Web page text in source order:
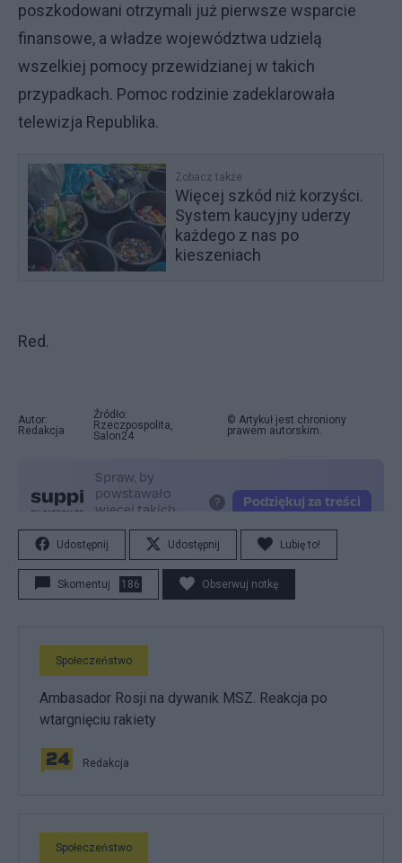
poszkodowani otrzymali już pierwsze wsparcie
finansowe, a władze województwa udzielą
wszelkiej pomocy przewidzianej w takich
przypadkach. Pomoc rodzinie zadeklarowała
telewizja Republika.
Zobacz także
Więcej szkód niż korzyści.
System kaucyjny uderzy
każdego z nas po
kieszeniach
Red.
Autor:
Redakcja
Źródło:
Rzeczpospolita,
Salon24
© Artykuł jest chroniony
prawem autorskim.
Udostępnij Udostępnij Lubię to!
Skomentuj 186 Obserwuj notkę
Społeczeństwo
Ambasador Rosji na dywanik MSZ. Reakcja po
wtargnięciu rakiety
Redakcja
Społeczeństwo